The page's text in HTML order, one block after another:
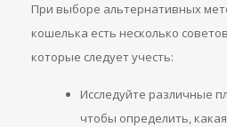
При выборе альтернативных
кошелька есть несколько
которые следует учесть:
Исследуйте различные
чтобы определить,